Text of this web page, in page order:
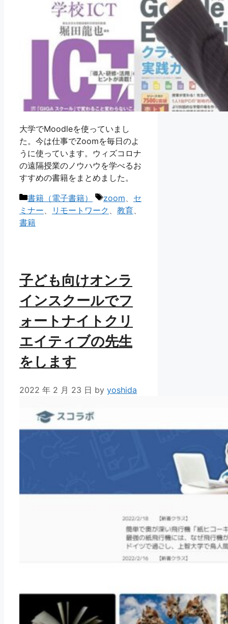
大学でMoodleを使っていまし
た。今は仕事でZoomを毎日のよ
うに使っています。ウィズコロナ
の遠隔授業のノウハウを学べるお
すすめの書籍をまとめました。
カ
テ
ゴ
書籍（電子書籍）
タ
グ
zoom、 セ
ミナー、 リモートワーク 、 教育、
書籍
子ども向けオンラ
インスクールでフ
ォートナイトクリ
エイティブの先生
をします
2022 年 2 月 23 日 by yoshida